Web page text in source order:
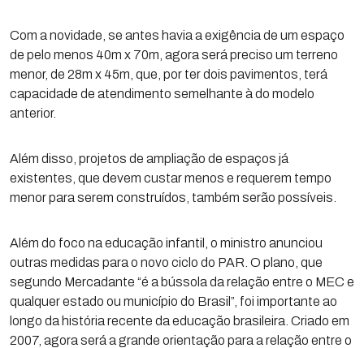
Com a novidade, se antes havia a exigência de um espaço
de pelo menos 40m x 70m, agora será preciso um terreno
menor, de 28m x 45m, que, por ter dois pavimentos, terá
capacidade de atendimento semelhante à do modelo
anterior.
Além disso, projetos de ampliação de espaços já
existentes, que devem custar menos e requerem tempo
menor para serem construídos, também serão possíveis.
Além do foco na educação infantil, o ministro anunciou
outras medidas para o novo ciclo do PAR. O plano, que
segundo Mercadante “é a bússola da relação entre o MEC e
qualquer estado ou município do Brasil”, foi importante ao
longo da história recente da educação brasileira. Criado em
2007, agora será a grande orientação para a relação entre o